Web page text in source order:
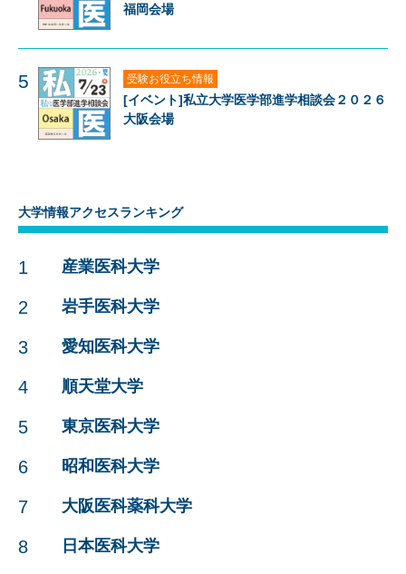
福岡会場
5 受験お役立ち情報
[イベント]私立大学医学部進学相談会２０２６
大阪会場
大学情報アクセスランキング
1 産業医科大学
2 岩手医科大学
3 愛知医科大学
4 順天堂大学
5 東京医科大学
6 昭和医科大学
7 大阪医科薬科大学
8 日本医科大学